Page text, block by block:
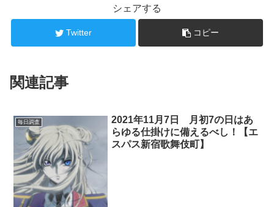
シェアする
Twitter コピー
関連記事
毎日調査
2021年11月7日 月初7の日はあ
らゆる仕掛けに備えるべし！【エ
スパス新宿歌舞伎町】